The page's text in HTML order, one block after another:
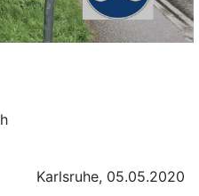
Karlsruhe, 05.05.2020